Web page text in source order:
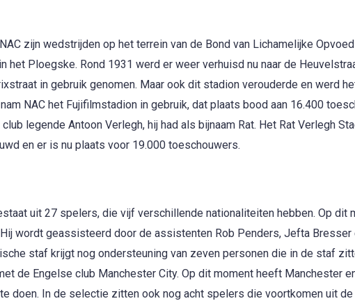
zijn wedstrijden op het terrein van de Bond van Lichamelijke
het Ploegske. Rond 1931 werd er weer verhuisd nu naar de
in gebruik genomen. Maar ook dit stadion verouderde en werd
NAC het Fujifilmstadion in gebruik, dat plaats bood aan 16.400
legende Antoon Verlegh, hij had als bijnaam Rat. Het Rat Verlegh
en er is nu plaats voor 19.000 toeschouwers.
uit 27 spelers, die vijf verschillende nationaliteiten hebben. Op dit
Hij wordt geassisteerd door de assistenten Rob Penders, Jefta
staf krijgt nog ondersteuning van zeven personen die in de staf
de Engelse club Manchester City. Op dit moment heeft Manchester
doen. In de selectie zitten ook nog acht spelers die voortkomen uit